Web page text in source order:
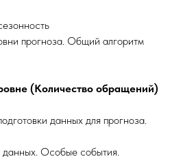
прогноза. Общий алгоритм
(Количество обращений)
данных для прогноза.
данных. Особые события.